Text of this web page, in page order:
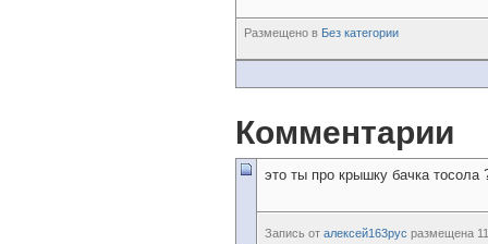
Размещено в Без категории
Комментарии
это ты про крышку бачка тосола
Запись от алексей163рус размещена